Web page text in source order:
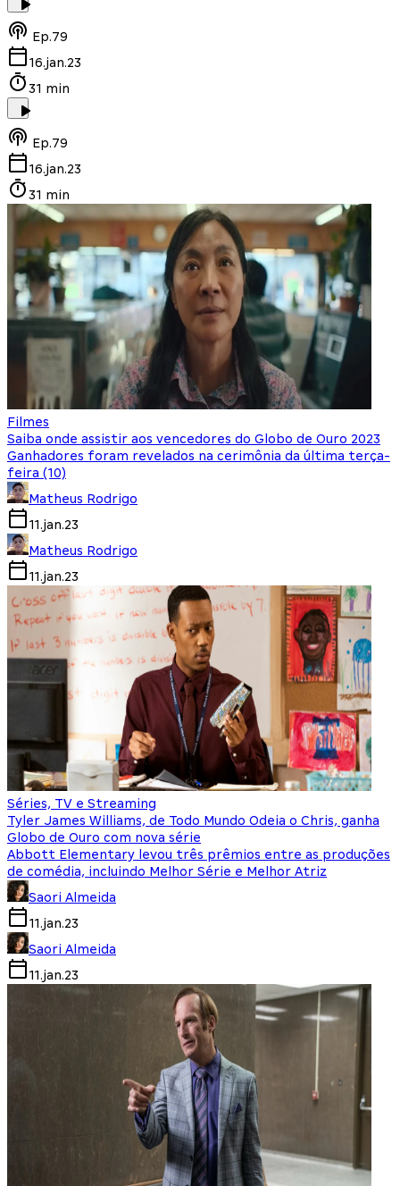
Ep.79
16.jan.23
31 min
Ep.79
16.jan.23
31 min
Filmes
Saiba onde assistir aos vencedores do Globo de Ouro 2023
Ganhadores foram revelados na cerimônia da última terça-
feira (10)
Matheus Rodrigo
11.jan.23
Matheus Rodrigo
11.jan.23
Séries, TV e Streaming
Tyler James Williams, de Todo Mundo Odeia o Chris, ganha
Globo de Ouro com nova série
Abbott Elementary levou três prêmios entre as produções
de comédia, incluindo Melhor Série e Melhor Atriz
Saori Almeida
11.jan.23
Saori Almeida
11.jan.23